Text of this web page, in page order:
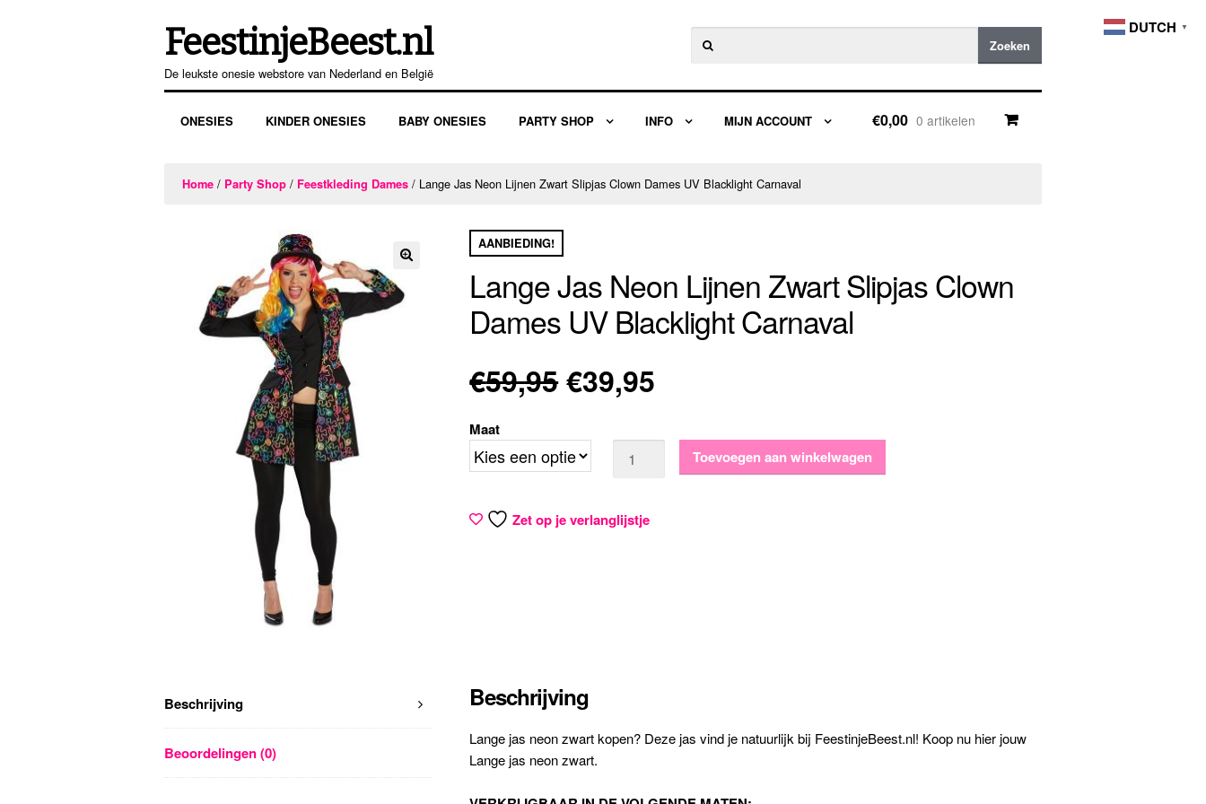
Ga
door
naar
Ga
direct
naar
inhoud
FeestinjeBeest.nl
De leukste onesie webstore van Nederland en België
naar:
Zoeken
ONESIES KINDER ONESIES BABY ONESIES PARTY SHOP INFO MIJN ACCOUNT €0,00 0 artikelen
Home / Party Shop / Feestkleding Dames / Lange Jas Neon Lijnen Zwart Slipjas Clown Dames UV Blacklight Carnaval
AANBIEDING!
Lange Jas Neon Lijnen Zwart Slipjas Clown
Dames UV Blacklight Carnaval
€59,95Oorspronkelijke
was:
€59,95.
€39,95
is:
Maat
Toevoegen aan winkelwagen
Zet op je verlanglijstje
Beschrijving
Beoordelingen (0)
Beschrijving
Lange jas neon zwart kopen? Deze jas vind je natuurlijk bij FeestinjeBeest.nl! Koop nu hier jouw
Lange jas neon zwart.
DUTCH ▼